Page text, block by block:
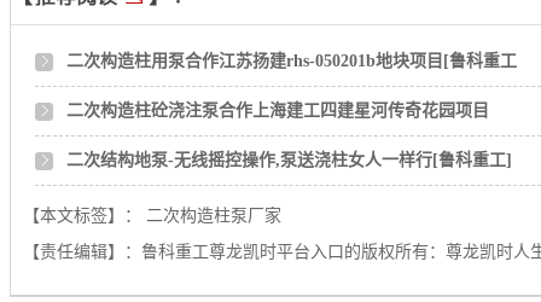
二次构造柱用泵合作江苏扬建rhs-050201b地块项目[鲁科重工
二次构造柱砼浇注泵合作上海建工四建星河传奇花园项目
二次结构地泵-无线摇控操作,泵送浇柱女人一样行[鲁科重工]
【本文标签】：
二次构造柱泵厂家
【责任编辑】： 鲁科重工尊龙凯时平台入口的版权所有： 尊龙凯时人